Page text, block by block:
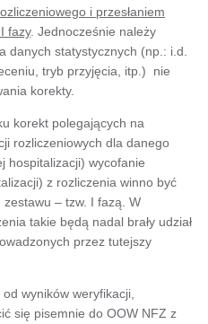
i przesłaniem
fazy. Jednocześnie należy
danych statystycznych (np.: i.d.
tryb przyjęcia, itp.) nie
korekty.
korekt polegających na
rozliczeniowych dla danego
hospitalizacji) wycofanie
z rozliczenia winno być
zestawu – tzw. I fazą. W
takie będą nadal brały udział
przez tutejszy
wyników weryfikacji,
się pisemnie do OOW NFZ z